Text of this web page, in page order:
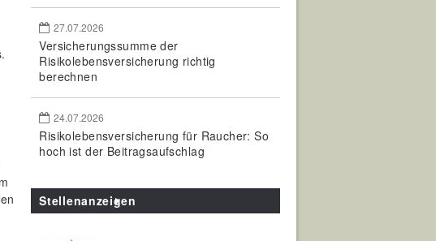
27.07.2026
Versicherungssumme der
Risikolebensversicherung richtig
berechnen
24.07.2026
Risikolebensversicherung für Raucher: So
hoch ist der Beitragsaufschlag
Stellenanzeigen